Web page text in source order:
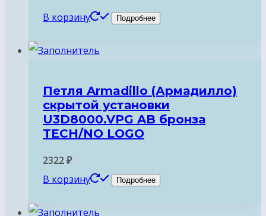
В корзину Подробнее
Петля Armadillo (Армадилло)
скрытой установки
U3D8000.VPG AB бронза
TECH/NO LOGO
2322₽
В корзину
Подробнее